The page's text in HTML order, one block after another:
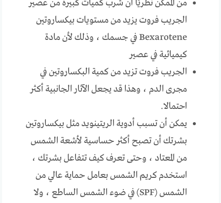
من الممكن نظريًا أن شرب كميات كبيرة من عصير
الجريب فروت يزيد من مستويات بيكساروتين
Bexarotene في جسمك ، وذلك لأن مادة
كيميائية في عصير
الجريب فروت تزيد من كمية البكساروتين في
مجرى الدم ، وهذا قد يجعل الآثار الجانبية أكثر
احتمالا.
يمكن أن تسبب أدوية الريتينويد مثل بيكساروتين
بشرتك أن تصبح أكثر حساسية لأشعة الشمس
من المعتاد ، وحتى تعرف كيف تتفاعل بشرتك ،
استخدم كريم الشمس بعامل حماية عالي من
الشمس (SPF) في ضوء الشمس الساطع ، ولا